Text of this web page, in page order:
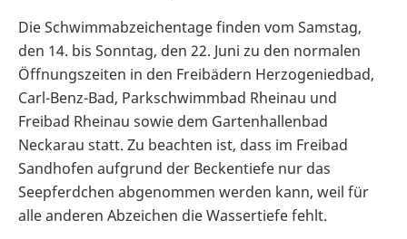
Die Schwimmabzeichentage finden vom Samstag,
den 14. bis Sonntag, den 22. Juni zu den normalen
Öffnungszeiten in den Freibädern Herzogeniedbad,
Carl-Benz-Bad, Parkschwimmbad Rheinau und
Freibad Rheinau sowie dem Gartenhallenbad
Neckarau statt. Zu beachten ist, dass im Freibad
Sandhofen aufgrund der Beckentiefe nur das
Seepferdchen abgenommen werden kann, weil für
alle anderen Abzeichen die Wassertiefe fehlt.